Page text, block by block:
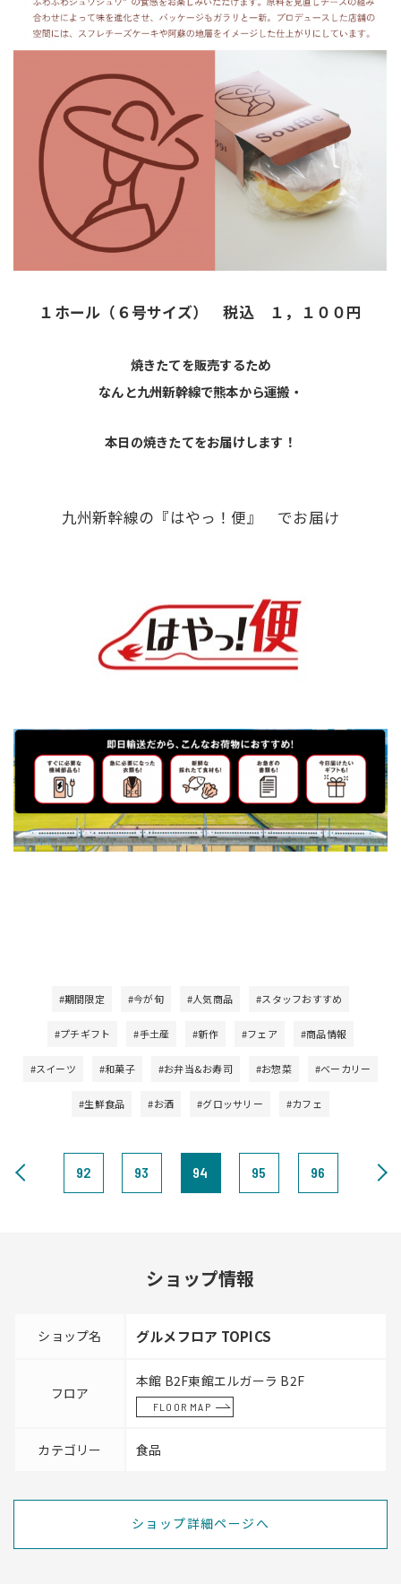
１ホール（６号サイズ） 税込 １，１００円
焼きたてを販売するため
なんと九州新幹線で熊本から運搬・
本日の焼きたてをお届けします！
九州新幹線の『はやっ！便』 でお届け
#期間限定 #今が旬 #人気商品 #スタッフおすすめ
#プチギフト #手土産 #新作 #フェア #商品情報
#スイーツ #和菓子 #お弁当&お寿司 #お惣菜 #ベーカリー
#生鮮食品 #お酒 #グロッサリー #カフェ
92 93 94 95 96
ショップ情報
ショップ名 グルメフロア TOPICS
フロア
本館 B2F東館エルガーラ B2F
FLOOR MAP
カテゴリー 食品
ショップ詳細ページへ